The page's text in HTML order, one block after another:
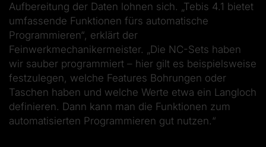
Aufbereitung der Daten lohnen sich. „Tebis 4.1 bietet
umfassende Funktionen fürs automatische
Programmieren“, erklärt der
Feinwerkmechanikermeister. „Die NC-Sets haben
wir sauber programmiert – hier gilt es beispielsweise
festzulegen, welche Features Bohrungen oder
Taschen haben und welche Werte etwa ein Langloch
definieren. Dann kann man die Funktionen zum
automatisierten Programmieren gut nutzen.“